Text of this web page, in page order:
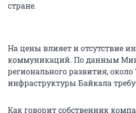
стране.
На цены влияет и отсутствие
коммуникаций. По данным
регионального развития, около
инфраструктуры Байкала
Как говорит собственник